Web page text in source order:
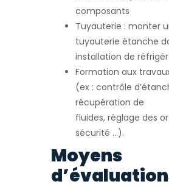
composants
Tuyauterie : monter
tuyauterie étanche
installation de
Formation aux
(ex : contrôle
récupération de
fluides, réglage des
sécurité …).
Moyens